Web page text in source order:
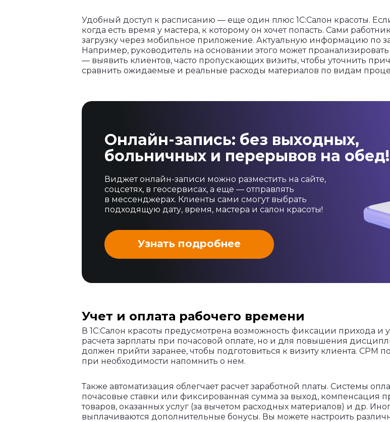
Удобный доступ к расписанию — еще один плюс 1С:Салон красоты.
когда есть время у мастера, к которому он хочет попасть. Сами
загрузку через мобильное приложение. Актуальную информацию по
Например, руководитель на основании этого может
— выявить клиентов, часто пропускающих визиты, чтобы уточнить
сравнить ожидаемые и реальные расходы материалов по видам
Онлайн-запись: без выходных,
больничных и перерывов на обед!
Виджет онлайн-записи можно разместить на сайте,
соцсетях, в геосервисах, а еще — отправлять
в мессенджерах. Клиенты сами смогут выбрать
подходящую дату, время, мастера и салон красоты!
Узнать подробнее
Учет и оплата рабочего времени
В 1С:Салон красоты предусмотрена возможность фиксации прихода и
расчета зарплаты при почасовой оплате, но и для повышения
должен прийти заранее, чтобы подготовиться к визиту клиента. СРМ
при необходимости напомнить о нем.
Также автоматизация облегчает расчет заработной платы. Системы
почасовые ставки или фиксированная сумма за выход, компенсация
товаров, оказанных услуг (за вычетом расходных материалов) и др.
выплачиваются дополнительные бонусы. Вы можете настроить